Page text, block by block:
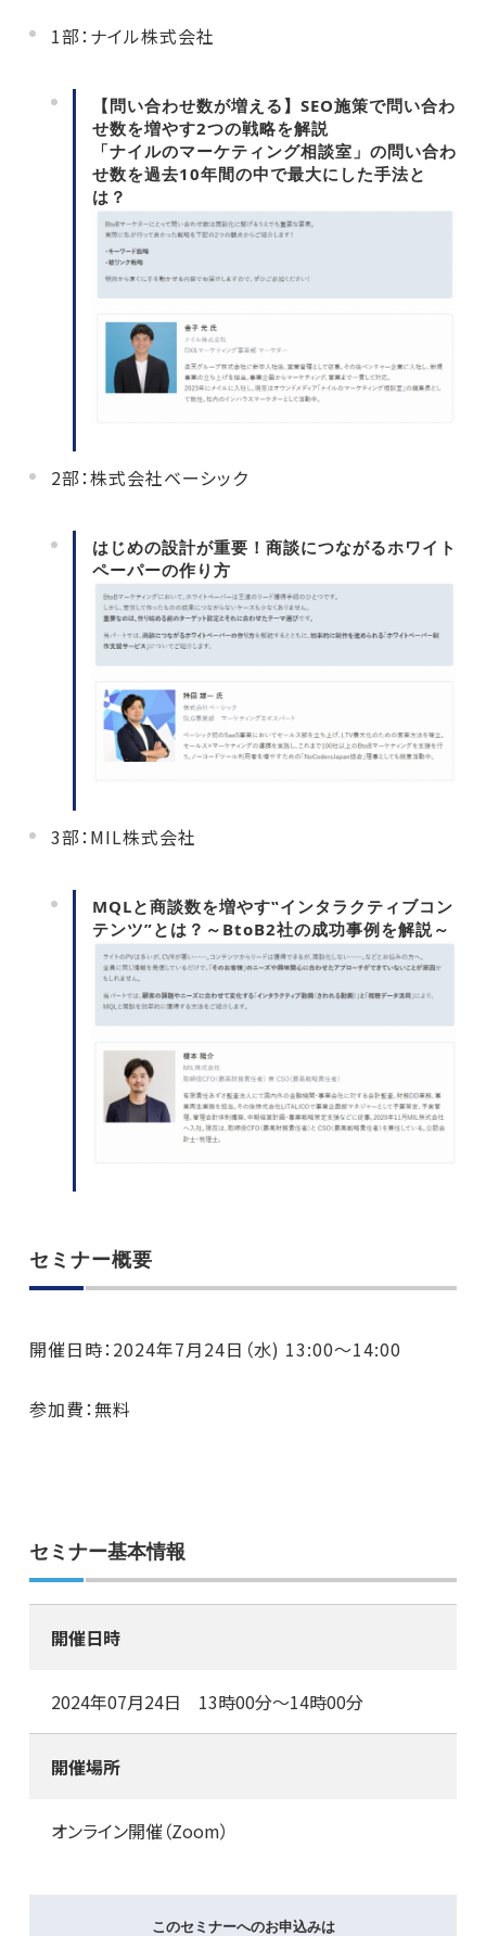
1部：ナイル株式会社
【問い合わせ数が増える】SEO施策で問い合わ
せ数を増やす2つの戦略を解説
「ナイルのマーケティング相談室」の問い合わ
せ数を過去10年間の中で最大にした手法と
は？
2部：株式会社ベーシック
はじめの設計が重要！商談につながるホワイト
ペーパーの作り方
3部：MIL株式会社
MQLと商談数を増やす‟インタラクティブコン
テンツ”とは？～BtoB2社の成功事例を解説～
セミナー概要
開催日時：2024年7月24日（水) 13:00〜14:00
参加費：無料
セミナー基本情報
開催日時
2024年07月24日 13時00分～14時00分
開催場所
オンライン開催（Zoom）
このセミナーへのお申込みは